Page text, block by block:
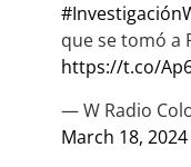
que se tomó a
https://t.co/
— W Radio
March 18, 2024